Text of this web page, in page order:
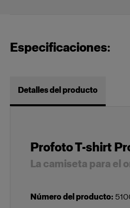
Especificaciones:
Detalles del producto
Profoto T-shirt
La camiseta para el
Número del producto: